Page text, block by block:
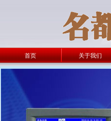
首页 关于我们